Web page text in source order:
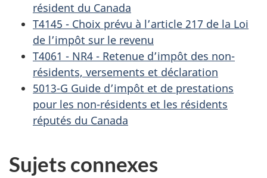
résident du Canada
T4145 - Choix prévu à l’article 217 de la Loi
de l’impôt sur le revenu
T4061 - NR4 - Retenue d’impôt des non-
résidents, versements et déclaration
5013-G Guide d’impôt et de prestations
pour les non-résidents et les résidents
réputés du Canada
Sujets connexes